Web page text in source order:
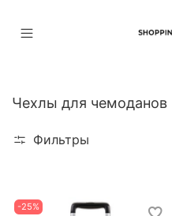
Чехлы для чемоданов
Фильтры
-25%